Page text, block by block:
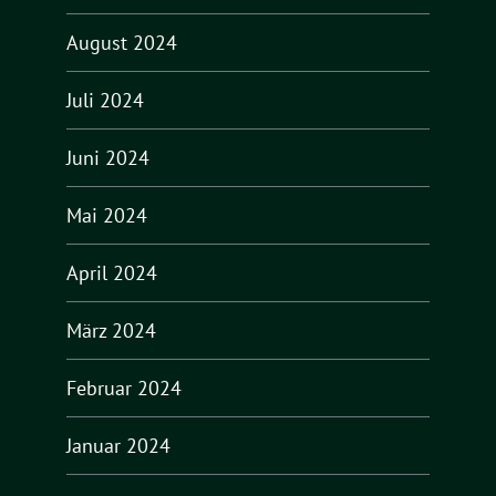
August 2024
Juli 2024
Juni 2024
Mai 2024
April 2024
März 2024
Februar 2024
Januar 2024